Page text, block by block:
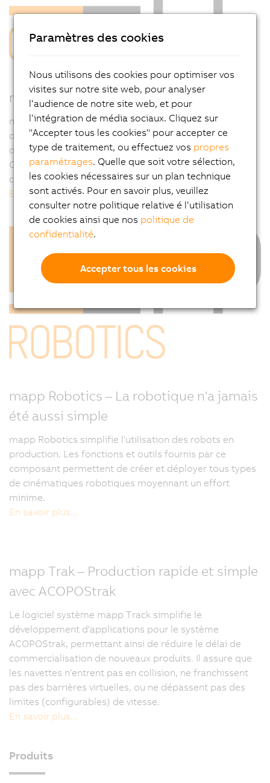
mapp CNC – Flexible. Intégré. Complet.
mapp CNC simplifie la mise en œuvre des axes CNC
dans les systèmes de fabrication, facilitant ainsi le
développement et le déploiement des applications
CNC. Ce composant logiciel offre une palette d'outils
complète pour tous types de cinématiques CNC.
En savoir plus...
mapp Robotics – La robotique n'a jamais
été aussi simple
mapp Robotics simplifie l'utilisation des robots en
production. Les fonctions et outils fournis par ce
composant permettent de créer et déployer tous types
de cinématiques robotiques moyennant un effort
minime.
En savoir plus...
mapp Trak – Production rapide et simple
avec ACOPOStrak
Le logiciel système mapp Track simplifie le
développement d'applications pour le système
ACOPOStrak, permettant ainsi de réduire le délai de
commercialisation de nouveaux produits. Il assure que
les navettes n'entrent pas en collision, ne franchissent
pas des barrières virtuelles, ou ne dépassent pas des
limites (configurables) de vitesse.
En savoir plus...
Produits
Paramètres des cookies
Nous utilisons des cookies pour optimiser vos
visites sur notre site web, pour analyser
l‘audience de notre site web, et pour
l‘intégration de média sociaux. Cliquez sur
"Accepter tous les cookies" pour accepter ce
type de traitement, ou effectuez vos propres
paramétrages. Quelle que soit votre sélection,
les cookies nécessaires sur un plan technique
sont activés. Pour en savoir plus, veuillez
consulter notre politique relative é l‘utilisation
de cookies ainsi que nos politique de
confidentialité.
Accepter tous les cookies